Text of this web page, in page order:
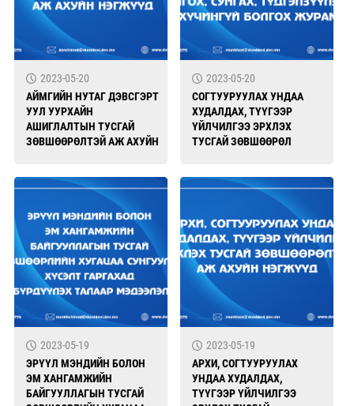
2023-05-20
АЙМГИЙН НУТАГ ДЭВСГЭРТ
УУЛ УУРХАЙН
АШИГЛАЛТЫН ТУСГАЙ
ЗӨВШӨӨРӨЛТЭЙ АЖ АХУЙН
2023-05-20
СОГТУУРУУЛАХ УНДАА
ХУДАЛДАХ, ТҮҮГЭЭР
ҮЙЛЧИЛГЭЭ ЭРХЛЭХ
ТУСГАЙ ЗӨВШӨӨРӨЛ
БОЛГОХ ЖУРАМ
2023-05-19
ЭРҮҮЛ МЭНДИЙН БОЛОН
ЭМ ХАНГАМЖИЙН
БАЙГУУЛЛАГЫН ТУСГАЙ
2023-05-19
АРХИ, СОГТУУРУУЛАХ
УНДАА ХУДАЛДАХ,
ТҮҮГЭЭР ҮЙЛЧИЛГЭЭ